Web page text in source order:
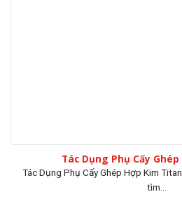
Tác Dụng Phụ Cấy
Tác Dụng Phụ Cấy Ghép Hợp Kim
tìm...